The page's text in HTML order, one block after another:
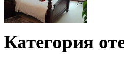
Категория